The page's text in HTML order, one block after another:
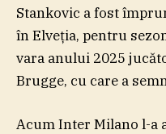
Stankovic a fost
în Elveţia, pentru
vara anului 2025
Brugge, cu care a
Acum Inter Milano l-a